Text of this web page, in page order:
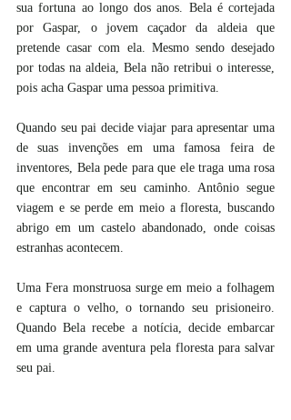
sua fortuna ao longo dos anos. Bela é cortejada
por Gaspar, o jovem caçador da aldeia que
pretende casar com ela. Mesmo sendo desejado
por todas na aldeia, Bela não retribui o interesse,
pois acha Gaspar uma pessoa primitiva.
Quando seu pai decide viajar para apresentar uma
de suas invenções em uma famosa feira de
inventores, Bela pede para que ele traga uma rosa
que encontrar em seu caminho. Antônio segue
viagem e se perde em meio a floresta, buscando
abrigo em um castelo abandonado, onde coisas
estranhas acontecem.
Uma Fera monstruosa surge em meio a folhagem
e captura o velho, o tornando seu prisioneiro.
Quando Bela recebe a notícia, decide embarcar
em uma grande aventura pela floresta para salvar
seu pai.